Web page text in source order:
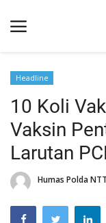
Beranda
Binkam
Terms &
Reskrim
Lantas
Headline
10 Koli
Vaksin
Larutan
Humas Polda NTT